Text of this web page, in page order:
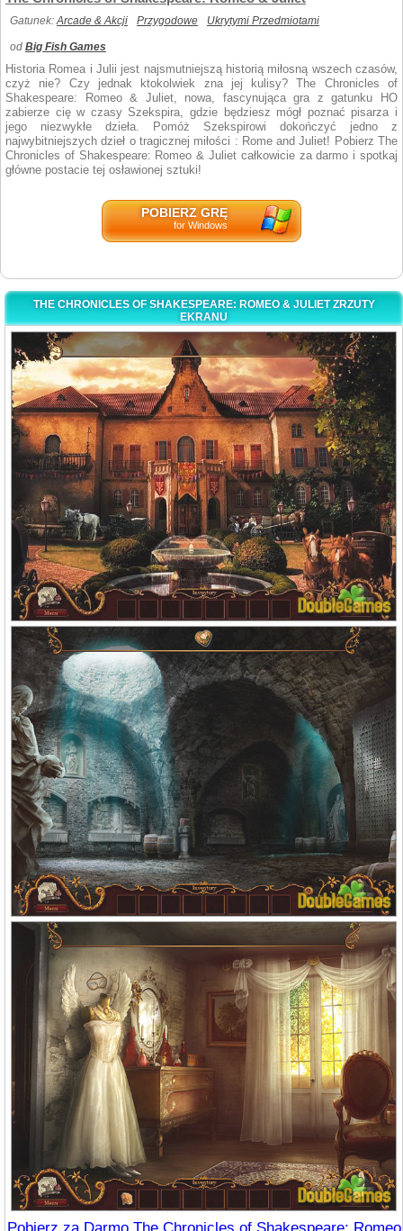
Gatunek:Arcade & Akcji Przygodowe Ukrytymi Przedmiotami
od Big Fish Games
Historia Romea i Julii jest najsmutniejszą historią miłosną wszech czasów,
czyż nie? Czy jednak ktokolwiek zna jej kulisy? The Chronicles of
Shakespeare: Romeo & Juliet, nowa, fascynująca gra z gatunku HO
zabierze cię w czasy Szekspira, gdzie będziesz mógł poznać pisarza i
jego niezwykłe dzieła. Pomóż Szekspirowi dokończyć jedno z
najwybitniejszych dzieł o tragicznej miłości : Rome and Juliet! Pobierz The
Chronicles of Shakespeare: Romeo & Juliet całkowicie za darmo i spotkaj
główne postacie tej osławionej sztuki!
POBIERZ GRĘ
for Windows
THE CHRONICLES OF SHAKESPEARE: ROMEO & JULIET ZRZUTY
EKRANU